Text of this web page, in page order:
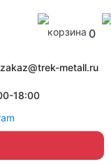
0
zakaz@trek-metall.ru
18:00